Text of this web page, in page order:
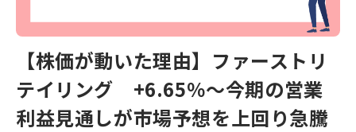
【株価が動いた理由】ファーストリ
テイリング +6.65％～今期の営業
利益見通しが市場予想を上回り急騰